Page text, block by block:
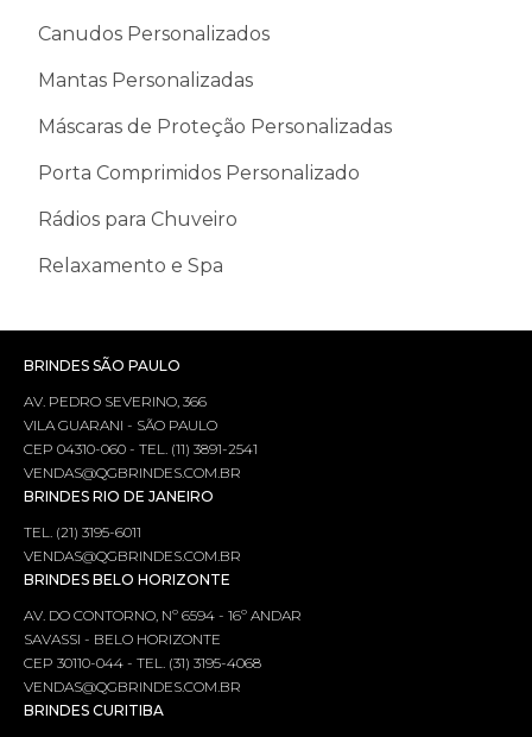
Canudos Personalizados
Mantas Personalizadas
Máscaras de Proteção Personalizadas
Porta Comprimidos Personalizado
Rádios para Chuveiro
Relaxamento e Spa
BRINDES SÃO PAULO
AV. PEDRO SEVERINO, 366
VILA GUARANI - SÃO PAULO
CEP 04310-060 - TEL. (11) 3891-2541
VENDAS@QGBRINDES.COM.BR
BRINDES RIO DE JANEIRO
TEL. (21) 3195-6011
VENDAS@QGBRINDES.COM.BR
BRINDES BELO HORIZONTE
AV. DO CONTORNO, Nº 6594 - 16º ANDAR
SAVASSI - BELO HORIZONTE
CEP 30110-044 - TEL. (31) 3195-4068
VENDAS@QGBRINDES.COM.BR
BRINDES CURITIBA